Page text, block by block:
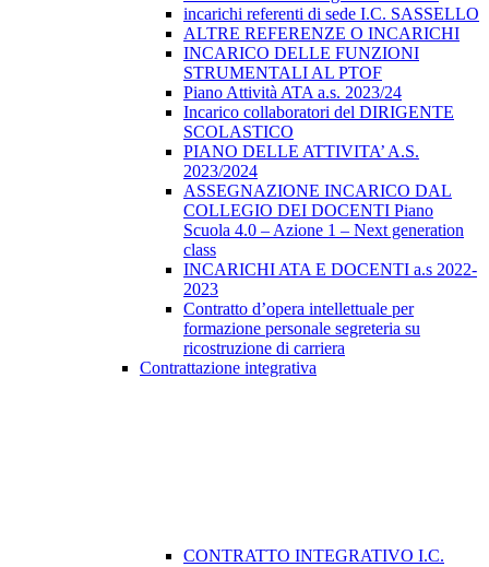
incarichi referenti di sede I.C. SASSELLO
ALTRE REFERENZE O INCARICHI
INCARICO DELLE FUNZIONI
STRUMENTALI AL PTOF
Piano Attività ATA a.s. 2023/24
Incarico collaboratori del DIRIGENTE
SCOLASTICO
PIANO DELLE ATTIVITA’ A.S.
2023/2024
ASSEGNAZIONE INCARICO DAL
COLLEGIO DEI DOCENTI Piano
Scuola 4.0 – Azione 1 – Next generation
class
INCARICHI ATA E DOCENTI a.s 2022-
2023
Contratto d’opera intellettuale per
formazione personale segreteria su
ricostruzione di carriera
Contrattazione integrativa
CONTRATTO INTEGRATIVO I.C.